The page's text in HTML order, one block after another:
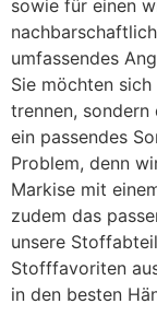
sowie für einen
umfassendes
Sie möchten
trennen, sondern
ein passendes
Problem, denn
Markise mit
zudem das
unsere
Stofffavoriten
in den besten